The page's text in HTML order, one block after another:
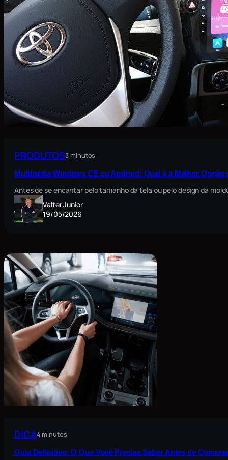
PRODUTOS3 minutos
Multimídia Windows CE ou Android: Qual é a Melhor Opção
Antes de se encantar pelo tamanho da tela ou pelo design da
Valter Junior
19/05/2026
DICA4 minutos
Guia Definitivo: O Que Você Precisa Saber Antes de